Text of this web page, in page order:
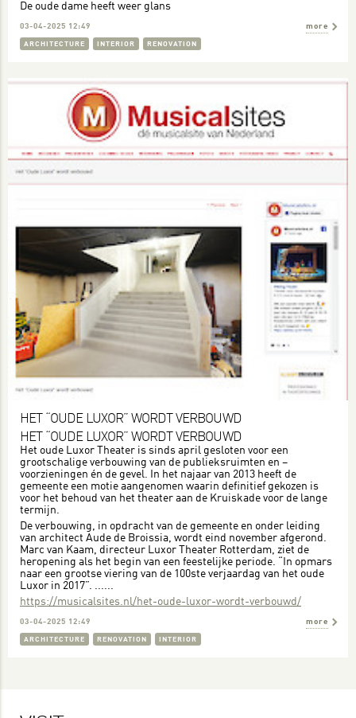
De oude dame heeft weer glans
03-04-2025 12:49 more
ARCHITECTURE INTERIOR RENOVATION
HET “OUDE LUXOR” WORDT VERBOUWD
HET “OUDE LUXOR” WORDT VERBOUWD
Het oude Luxor Theater is sinds april gesloten voor een
grootschalige verbouwing van de publieksruimten en –
voorzieningen én de gevel. In het najaar van 2013 heeft de
gemeente een motie aangenomen waarin definitief gekozen is
voor het behoud van het theater aan de Kruiskade voor de lange
termijn.
De verbouwing, in opdracht van de gemeente en onder leiding
van architect Aude de Broissia, wordt eind november afgerond.
Marc van Kaam, directeur Luxor Theater Rotterdam, ziet de
heropening als het begin van een feestelijke periode. “In opmars
naar een grootse viering van de 100ste verjaardag van het oude
Luxor in 2017”. ......
https://musicalsites.nl/het-oude-luxor-wordt-verbouwd/
03-04-2025 12:49 more
ARCHITECTURE RENOVATION INTERIOR